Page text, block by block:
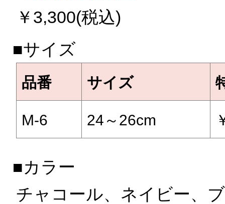
￥3,300(税込)
■サイズ
品番 サイズ
M-6 24～26cm
■カラー
チャコール、ネイビー、